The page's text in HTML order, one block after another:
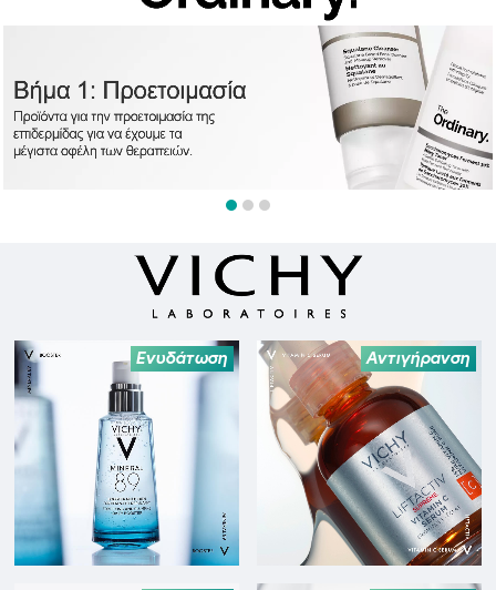
Ενυδάτωση Αντιγήρανση